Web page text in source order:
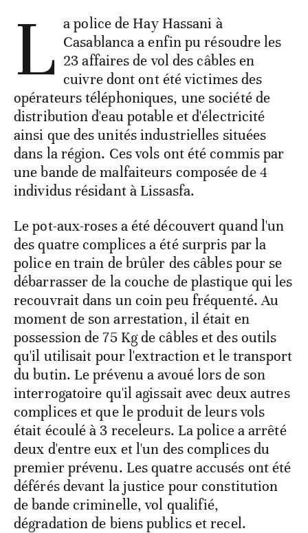
L a police de Hay Hassani à
Casablanca a enfin pu résoudre les
23 affaires de vol des câbles en
cuivre dont ont été victimes des
opérateurs téléphoniques, une société de
distribution d'eau potable et d'électricité
ainsi que des unités industrielles situées
dans la région. Ces vols ont été commis par
une bande de malfaiteurs composée de 4
individus résidant à Lissasfa.
Le pot-aux-roses a été découvert quand l'un
des quatre complices a été surpris par la
police en train de brûler des câbles pour se
débarrasser de la couche de plastique qui les
recouvrait dans un coin peu fréquenté. Au
moment de son arrestation, il était en
possession de 75 Kg de câbles et des outils
qu'il utilisait pour l'extraction et le transport
du butin. Le prévenu a avoué lors de son
interrogatoire qu'il agissait avec deux autres
complices et que le produit de leurs vols
était écoulé à 3 receleurs. La police a arrêté
deux d'entre eux et l'un des complices du
premier prévenu. Les quatre accusés ont été
déférés devant la justice pour constitution
de bande criminelle, vol qualifié,
dégradation de biens publics et recel.